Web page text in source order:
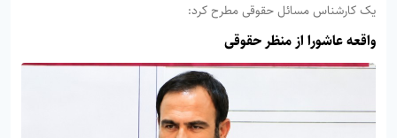
یک کارشناس مسائل حقوقی مطرح کرد:
واقعه عاشورا از منظر حقوقی